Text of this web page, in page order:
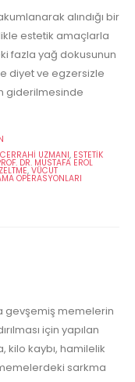
alındığı bir
estetik amaçlarla
fazla yağ dokusunun
diyet ve egzersizle
giderilmesinde
CERRAHI UZMANI, ESTETIK
DR. MUSTAFA EROL
, VÜCUT
OPERASYONLARI
gevşemiş memelerin
için yapılan
kilo kaybı, hamilelik
sarkma